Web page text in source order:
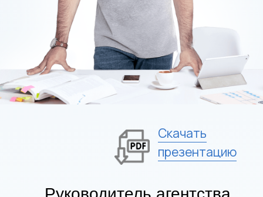
Специалист по продвижению
сайтов Nº1
в 2024 по версии
продвижению сайтов
и
Победитель
премии Galera
Awards 2025, номинация «Лучший
кейс года»
в поисковой оптимизации
сайтов, маркетинге и